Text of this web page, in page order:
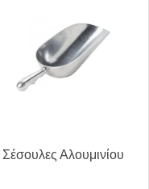
Σέσουλες Αλουμινίου